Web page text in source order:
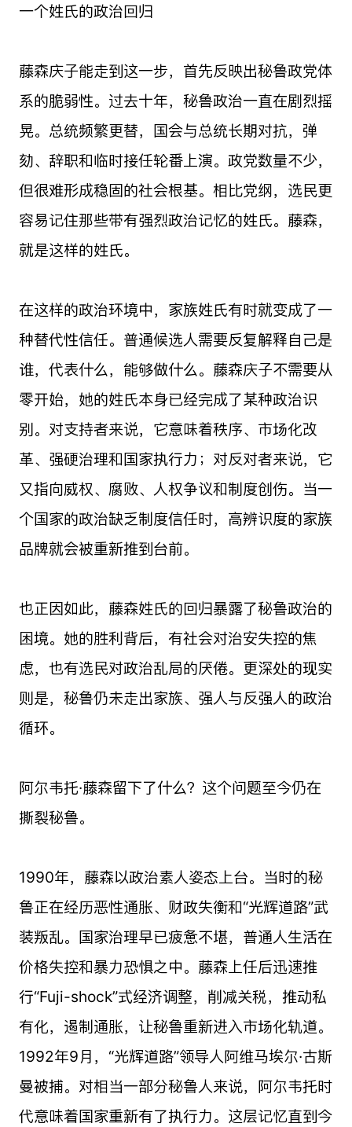
一个姓氏的政治回归
藤森庆子能走到这一步，首先反映出秘鲁政党体
系的脆弱性。过去十年，秘鲁政治一直在剧烈摇
晃。总统频繁更替，国会与总统长期对抗，弹
劾、辞职和临时接任轮番上演。政党数量不少，
但很难形成稳固的社会根基。相比党纲，选民更
容易记住那些带有强烈政治记忆的姓氏。藤森，
就是这样的姓氏。
在这样的政治环境中，家族姓氏有时就变成了一
种替代性信任。普通候选人需要反复解释自己是
谁，代表什么，能够做什么。藤森庆子不需要从
零开始，她的姓氏本身已经完成了某种政治识
别。对支持者来说，它意味着秩序、市场化改
革、强硬治理和国家执行力；对反对者来说，它
又指向威权、腐败、人权争议和制度创伤。当一
个国家的政治缺乏制度信任时，高辨识度的家族
品牌就会被重新推到台前。
也正因如此，藤森姓氏的回归暴露了秘鲁政治的
困境。她的胜利背后，有社会对治安失控的焦
虑，也有选民对政治乱局的厌倦。更深处的现实
则是，秘鲁仍未走出家族、强人与反强人的政治
循环。
阿尔韦托·藤森留下了什么？这个问题至今仍在
撕裂秘鲁。
1990年，藤森以政治素人姿态上台。当时的秘
鲁正在经历恶性通胀、财政失衡和“光辉道路”武
装叛乱。国家治理早已疲惫不堪，普通人生活在
价格失控和暴力恐惧之中。藤森上任后迅速推
行“Fuji-shock”式经济调整，削减关税，推动私
有化，遏制通胀，让秘鲁重新进入市场化轨道。
1992年9月，“光辉道路”领导人阿维马埃尔·古斯
曼被捕。对相当一部分秘鲁人来说，阿尔韦托时
代意味着国家重新有了执行力。这层记忆直到今